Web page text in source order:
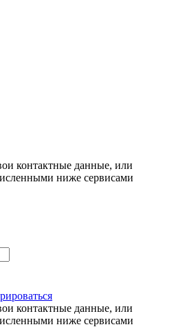
контактные данные, или
ниже сервисами
контактные данные, или
ниже сервисами